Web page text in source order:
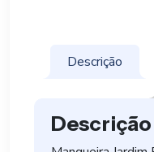
Descrição
Descrição